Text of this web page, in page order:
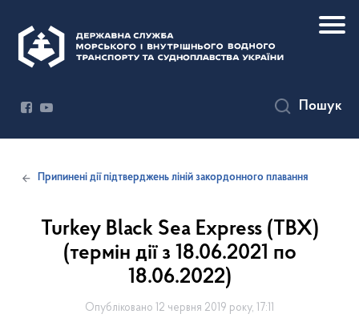
Пошук
Припинені дії підтверджень ліній закордонного плавання
Turkey Black Sea Express (TBX)
(термін дії з 18.06.2021 по
18.06.2022)
Опубліковано 12 червня 2019 року, 17:11